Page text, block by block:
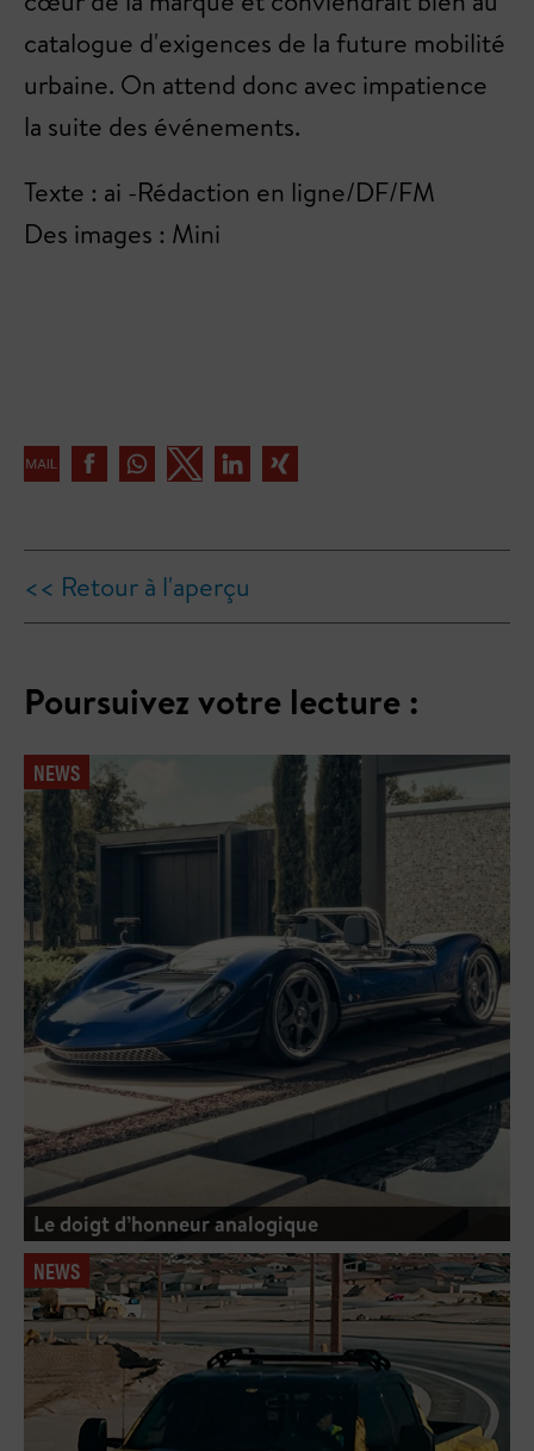
catalogue d'exigences de la future mobilité
urbaine. On attend donc avec impatience
la suite des événements.
Texte : ai -Rédaction en ligne/DF/FM
Des images : Mini
<< Retour à l'aperçu
Poursuivez votre lecture :
NEWS
Le doigt d’honneur analogique
NEWS